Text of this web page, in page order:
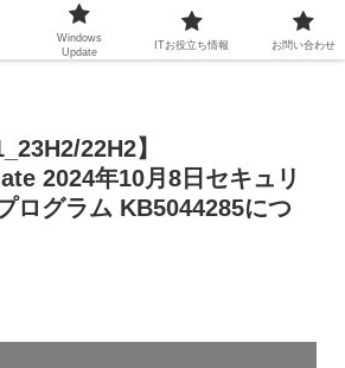
22H2】
2024年10月8日セキュリ
ログラム KB5044285につ
Windows
Update
ITお役立ち情報 お問い合わせ